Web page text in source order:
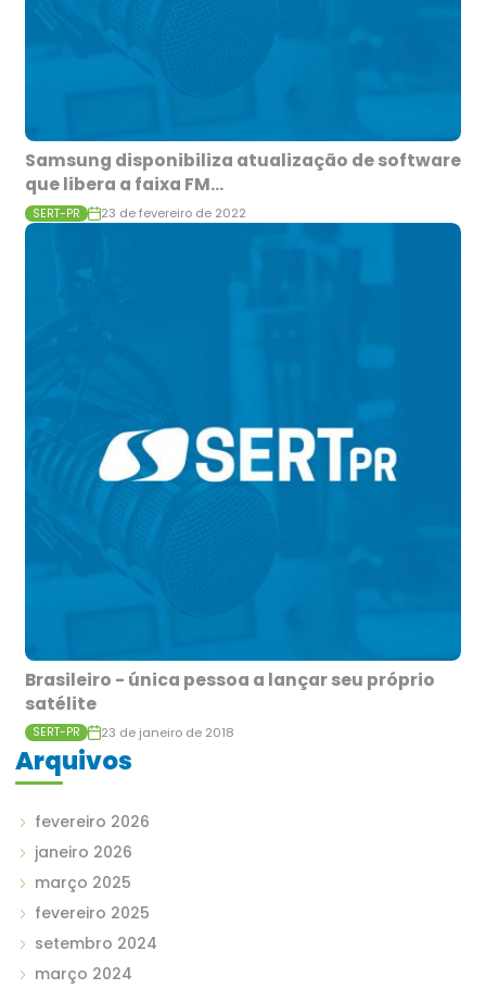
Samsung disponibiliza atualização de software
que libera a faixa FM...
SERT-PR 23 de fevereiro de 2022
Brasileiro - única pessoa a lançar seu próprio
satélite
SERT-PR 23 de janeiro de 2018
Arquivos
fevereiro 2026
janeiro 2026
março 2025
fevereiro 2025
setembro 2024
março 2024